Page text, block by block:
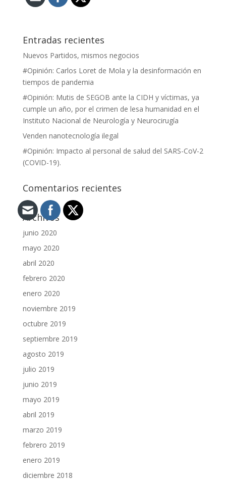
Entradas recientes
Nuevos Partidos, mismos negocios
#Opinión: Carlos Loret de Mola y la desinformación en
tiempos de pandemia
#Opinión: Mutis de SEGOB ante la CIDH y víctimas, ya
cumple un año, por el crimen de lesa humanidad en el
Instituto Nacional de Neurología y Neurocirugía
Venden nanotecnología ilegal
#Opinión: Impacto al personal de salud del SARS-CoV-2
(COVID-19).
Comentarios recientes
Archivos
junio 2020
mayo 2020
abril 2020
febrero 2020
enero 2020
noviembre 2019
octubre 2019
septiembre 2019
agosto 2019
julio 2019
junio 2019
mayo 2019
abril 2019
marzo 2019
febrero 2019
enero 2019
diciembre 2018